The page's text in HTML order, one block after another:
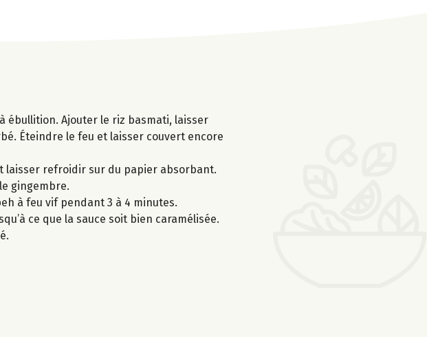
ébullition. Ajouter le riz basmati, laisser
Éteindre le feu et laisser couvert encore
laisser refroidir sur du papier absorbant.
gingembre.
à feu vif pendant 3 à 4 minutes.
ce que la sauce soit bien caramélisée.